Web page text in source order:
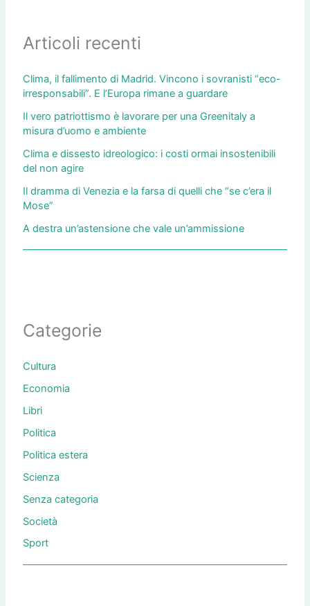
Articoli recenti
Clima, il fallimento di Madrid. Vincono i sovranisti “eco-
irresponsabili”. E l’Europa rimane a guardare
Il vero patriottismo è lavorare per una Greenitaly a
misura d’uomo e ambiente
Clima e dissesto idreologico: i costi ormai insostenibili
del non agire
Il dramma di Venezia e la farsa di quelli che “se c’era il
Mose”
A destra un’astensione che vale un’ammissione
Categorie
Cultura
Economia
Libri
Politica
Politica estera
Scienza
Senza categoria
Società
Sport